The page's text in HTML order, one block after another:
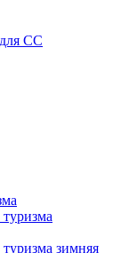
СС
зимняя